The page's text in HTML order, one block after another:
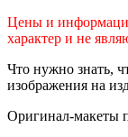
Цены и
характер и не
Что нужно знать,
изображения на
Оригинал-макеты